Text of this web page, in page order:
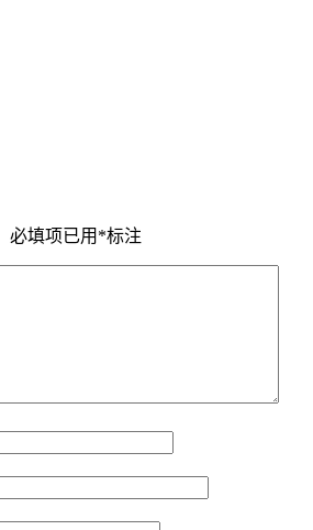
必填项已用 *标注